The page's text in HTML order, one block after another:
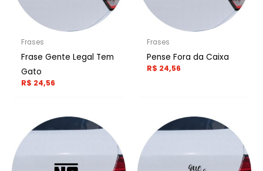
Frases
Frase Gente Legal Tem
Gato
R$ 24,56
Frases
Pense Fora da Caixa
R$ 24,56